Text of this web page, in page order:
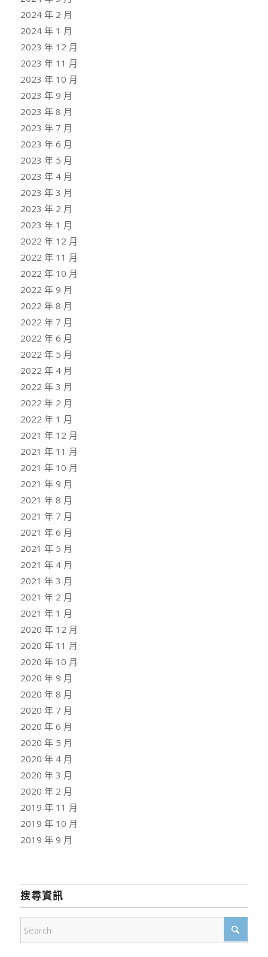
2024 年 2 月
2024 年 1 月
2023 年 12 月
2023 年 11 月
2023 年 10 月
2023 年 9 月
2023 年 8 月
2023 年 7 月
2023 年 6 月
2023 年 5 月
2023 年 4 月
2023 年 3 月
2023 年 2 月
2023 年 1 月
2022 年 12 月
2022 年 11 月
2022 年 10 月
2022 年 9 月
2022 年 8 月
2022 年 7 月
2022 年 6 月
2022 年 5 月
2022 年 4 月
2022 年 3 月
2022 年 2 月
2022 年 1 月
2021 年 12 月
2021 年 11 月
2021 年 10 月
2021 年 9 月
2021 年 8 月
2021 年 7 月
2021 年 6 月
2021 年 5 月
2021 年 4 月
2021 年 3 月
2021 年 2 月
2021 年 1 月
2020 年 12 月
2020 年 11 月
2020 年 10 月
2020 年 9 月
2020 年 8 月
2020 年 7 月
2020 年 6 月
2020 年 5 月
2020 年 4 月
2020 年 3 月
2020 年 2 月
2019 年 11 月
2019 年 10 月
2019 年 9 月
搜尋資訊